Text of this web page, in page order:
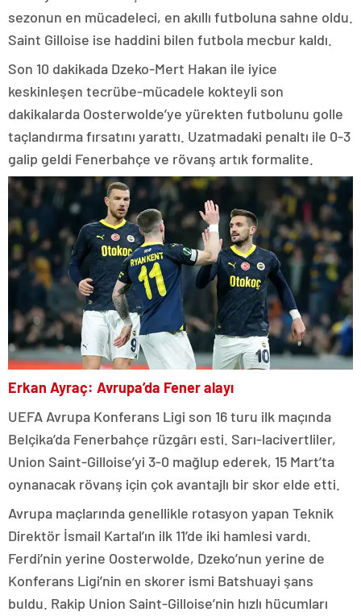
sezonun en mücadeleci, en akıllı futboluna sahne oldu.
Saint Gilloise ise haddini bilen futbola mecbur kaldı.
Son 10 dakikada Dzeko-Mert Hakan ile iyice
keskinleşen tecrübe-mücadele kokteyli son
dakikalarda Oosterwolde’ye yürekten futbolunu golle
taçlandırma fırsatını yarattı. Uzatmadaki penaltı ile 0-3
galip geldi Fenerbahçe ve rövanş artık formalite.
Erkan Ayraç: Avrupa’da Fener alayı
UEFA Avrupa Konferans Ligi son 16 turu ilk maçında
Belçika’da Fenerbahçe rüzgârı esti. Sarı-lacivertliler,
Union Saint-Gilloise’yi 3-0 mağlup ederek, 15 Mart’ta
oynanacak rövanş için çok avantajlı bir skor elde etti.
Avrupa maçlarında genellikle rotasyon yapan Teknik
Direktör İsmail Kartal’ın ilk 11’de iki hamlesi vardı.
Ferdi’nin yerine Oosterwolde, Dzeko’nun yerine de
Konferans Ligi’nin en skorer ismi Batshuayi şans
buldu. Rakip Union Saint-Gilloise’nin hızlı hücumları